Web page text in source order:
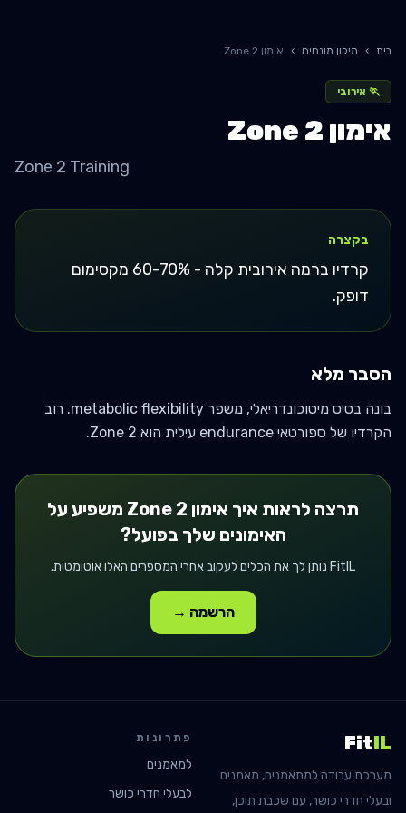
בית › מילון מונחים › אימון Zone 2
🏃 אירובי
אימון Zone 2
Zone 2 Training
בקצרה
קרדיו ברמה אירובית קלה - 60-70% מקסימום
דופק.
הסבר מלא
בונה בסיס מיטוכונדריאלי, משפר metabolic flexibility. רוב
הקרדיו של ספורטאי endurance עילית הוא Zone 2.
תרצה לראות איך אימון Zone 2
משפיע על
האימונים שלך בפועל?
FitIL נותן לך את הכלים לעקוב אחרי המספרים האלו אוטומטית.
הרשמה →
FitIL
מערכת עבודה למתאמנים, מאמנים
ובעלי חדרי כושר, עם שכבת תוכן,
פתרונות
למאמנים
לבעלי חדרי כושר